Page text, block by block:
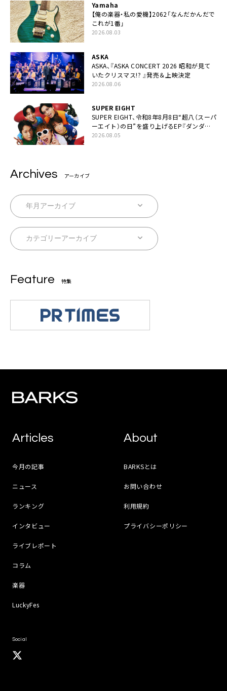
Yamaha
【俺の楽器・私の愛機】2062「なんだかんだで
これが1番」
2026.08.03
ASKA
ASKA、『ASKA CONCERT 2026 昭和が見て
いたクリスマス!? 』発売＆上映決定
2026.08.06
SUPER EIGHT
SUPER EIGHT、令和8年8月8日“超八（スーパ
ーエイト）の日”を盛り上げるEP『ダンダー
ラ』本日リリース
2026.08.05
Archives アーカイブ
Feature 特集
Articles
今月の記事
ニュース
ランキング
インタビュー
ライブレポート
コラム
楽器
LuckyFes
About
BARKSとは
お問い合わせ
利用規約
プライバシーポリシー
Social